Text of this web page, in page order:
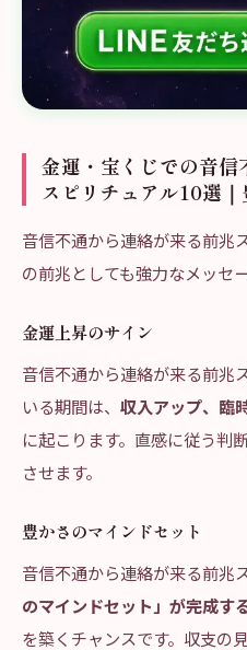
金運・宝くじでの音
スピリチュアル10選
音信不通から連絡が来る前兆
の前兆としても強力なメッセ
金運上昇のサイン
音信不通から連絡が来る前兆
いる期間は、 収入アップ、臨
に起こります。直感に従う判
させます。
豊かさのマインドセット
音信不通から連絡が来る前兆
のマインドセット」が完成す
を築くチャンスです。収支の